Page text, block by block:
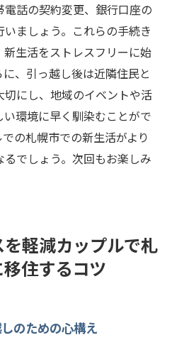
話の契約変更、銀行口座の
ましょう。これらの手続き
生活をストレスフリーに始
、引っ越し後は近隣住民と
にし、地域のイベントや活
環境に早く馴染むことがで
の札幌市での新生活がより
でしょう。次回もお楽しみ
軽減カップルで札
住するコツ
のための心構え